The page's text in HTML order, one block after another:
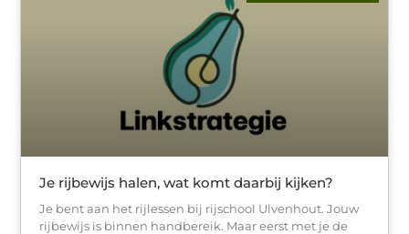
Je rijbewijs halen, wat komt daarbij kijken?
Je bent aan het rijlessen bij rijschool Ulvenhout. Jouw
rijbewijs is binnen handbereik. Maar eerst met je de